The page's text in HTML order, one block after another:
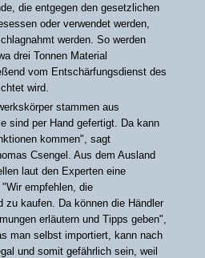
die entgegen den gesetzlichen
oder verwendet werden,
werden. So werden
drei Tonnen Material
vom Entschärfungsdienst des
wird.
stammen aus
sind per Hand gefertigt. Da kann
kommen", sagt
Csengel. Aus dem Ausland
laut den Experten eine
empfehlen, die
zu kaufen. Da können die Händler
erläutern und Tipps geben",
man selbst importiert, kann nach
und somit gefährlich sein, weil